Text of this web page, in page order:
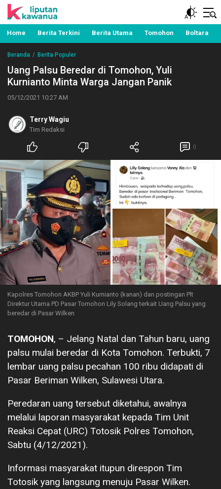
Liputan Kawanua
Berita Manado, Sulawesi Utara, Kawanua, Politik,
Pemerintahan, Hukum Kriminal dan Nasional
Home Berita Terkini Berita Utama Tomohon Boltara
Beranda Berita Populer
Uang Palsu Beredar di Tomohon, Yuli
Kurnianto Minta Warga Jangan Panik
05/12/2021 10:27 AM
Terry Wagiu
Tim Redaksi
0
Kapolres Tomohon AKBP Yuli Kurnianto (kanan) dan postingan Plt
Direktur Utama PD Pasar Tomohon Lily Solang terkait Uang Palsu yang
beredar di Pasar Wilken
TOMOHON, – Jelang Natal dan Tahun baru, uang
palsu mulai beredar di Kota Tomohon. Terbukti, 7
lembar uang palsu pecahan 100 ribu didapati di
Pasar Beriman Wilken, Sulawesi Utara.
Peredaran uang tersebut diketahui, awalnya
melalui laporan masyarakat kepada Tim Unit
Reaksi Cepat (URC) Totosik Polres Tomohon,
Sabtu (4/12/2021).
Informasi masyarakat itupun direspon Tim
Totosik yang langsung menuju Pasar Wilken.